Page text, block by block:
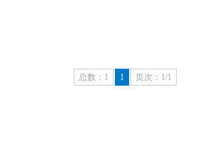
总数：1 1 页次：1/1